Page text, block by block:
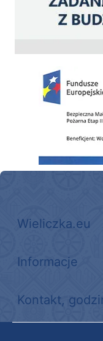
Zakup fabrycznie
Wieliczka.eu
Informacje
Kontakt,